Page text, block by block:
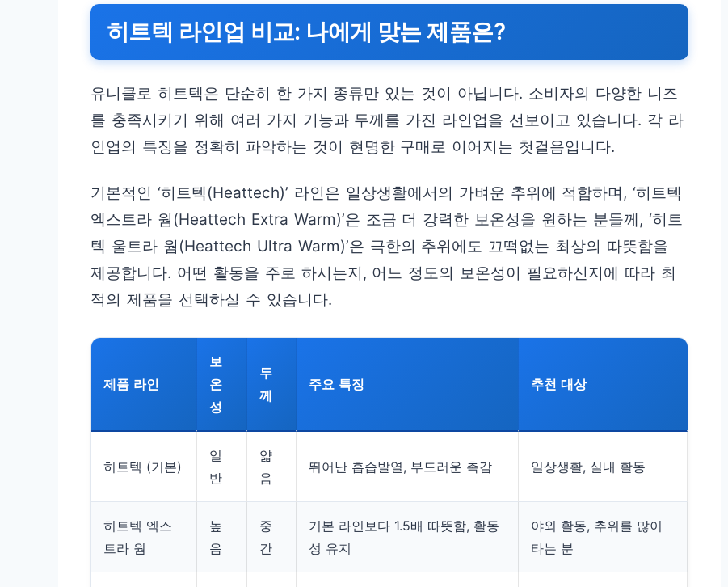
히트텍 라인업 비교: 나에게 맞는 제품은?
유니클로 히트텍은 단순히 한 가지 종류만 있는 것이 아닙니다. 소비자의 다양한 니즈
를 충족시키기 위해 여러 가지 기능과 두께를 가진 라인업을 선보이고 있습니다. 각 라
인업의 특징을 정확히 파악하는 것이 현명한 구매로 이어지는 첫걸음입니다.
기본적인 ‘히트텍(Heattech)’ 라인은 일상생활에서의 가벼운 추위에 적합하며, ‘히트텍
엑스트라 웜(Heattech Extra Warm)’은 조금 더 강력한 보온성을 원하는 분들께, ‘히트
텍 울트라 웜(Heattech Ultra Warm)’은 극한의 추위에도 끄떡없는 최상의 따뜻함을
제공합니다. 어떤 활동을 주로 하시는지, 어느 정도의 보온성이 필요하신지에 따라 최
적의 제품을 선택하실 수 있습니다.
제품 라인
보
온
성
두
께
주요 특징 추천 대상
히트텍 (기본)
일
반
얇
음
뛰어난 흡습발열, 부드러운 촉감 일상생활, 실내 활동
히트텍 엑스
트라 웜
높
음
중
간
기본 라인보다 1.5배 따뜻함, 활동
성 유지
야외 활동, 추위를 많이
타는 분